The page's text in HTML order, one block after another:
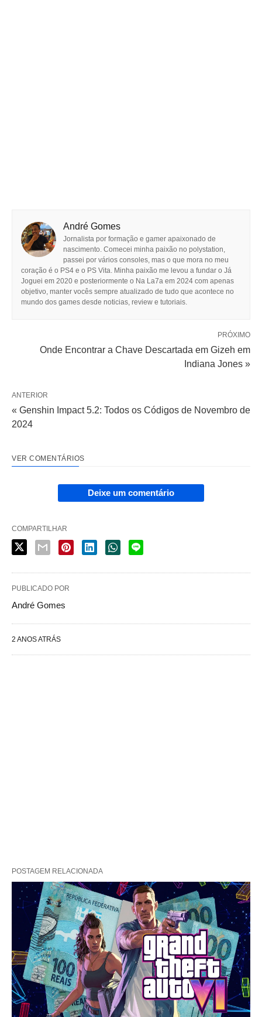
André Gomes
Jornalista por formação e gamer apaixonado de
nascimento. Comecei minha paixão no polystation,
passei por vários consoles, mas o que mora no meu
coração é o PS4 e o PS Vita. Minha paixão me levou a fundar o Já
Joguei em 2020 e posteriormente o Na La7a em 2024 com apenas
objetivo, manter vocês sempre atualizado de tudo que acontece no
mundo dos games desde noticias, review e tutoriais.
PRÓXIMO
Onde Encontrar a Chave Descartada em Gizeh em
Indiana Jones »
ANTERIOR
« Genshin Impact 5.2: Todos os Códigos de Novembro de
2024
VER COMENTÁRIOS
Deixe um comentário
COMPARTILHAR
PUBLICADO POR
André Gomes
2 ANOS ATRÁS
POSTAGEM RELACIONADA